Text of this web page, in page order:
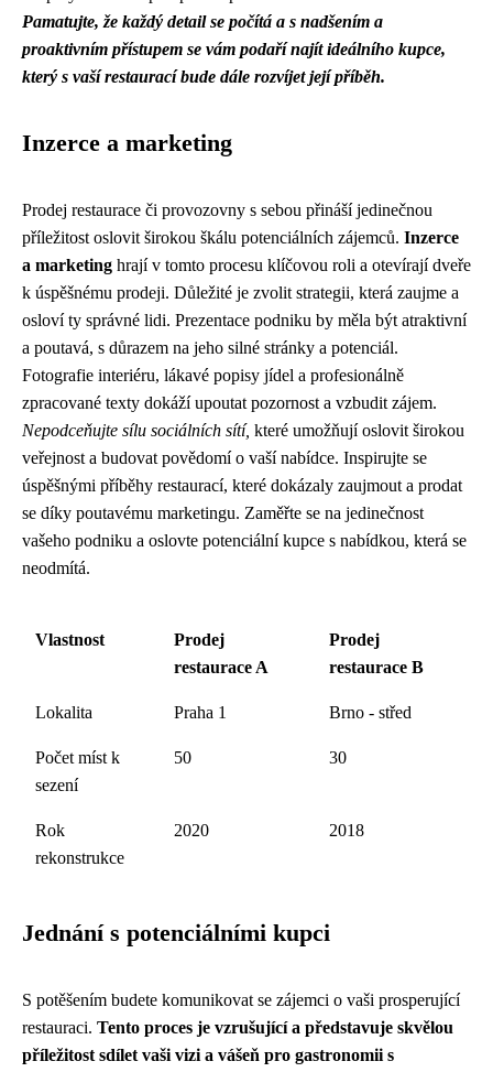
Pamatujte, že každý detail se počítá a s nadšením a
proaktivním přístupem se vám podaří najít ideálního kupce,
který s vaší restaurací bude dále rozvíjet její příběh.
Inzerce a marketing
Prodej restaurace či provozovny s sebou přináší jedinečnou
příležitost oslovit širokou škálu potenciálních zájemců. Inzerce
a marketing hrají v tomto procesu klíčovou roli a otevírají dveře
k úspěšnému prodeji. Důležité je zvolit strategii, která zaujme a
osloví ty správné lidi. Prezentace podniku by měla být atraktivní
a poutavá, s důrazem na jeho silné stránky a potenciál.
Fotografie interiéru, lákavé popisy jídel a profesionálně
zpracované texty dokáží upoutat pozornost a vzbudit zájem.
Nepodceňujte sílu sociálních sítí, které umožňují oslovit širokou
veřejnost a budovat povědomí o vaší nabídce. Inspirujte se
úspěšnými příběhy restaurací, které dokázaly zaujmout a prodat
se díky poutavému marketingu. Zaměřte se na jedinečnost
vašeho podniku a oslovte potenciální kupce s nabídkou, která se
neodmítá.
Vlastnost
Prodej
restaurace A
Prodej
restaurace B
Lokalita Praha 1 Brno - střed
Počet míst k
sezení
50 30
Rok
rekonstrukce
2020 2018
Jednání s potenciálními kupci
S potěšením budete komunikovat se zájemci o vaši prosperující
restauraci. Tento proces je vzrušující a představuje skvělou
příležitost sdílet vaši vizi a vášeň pro gastronomii s